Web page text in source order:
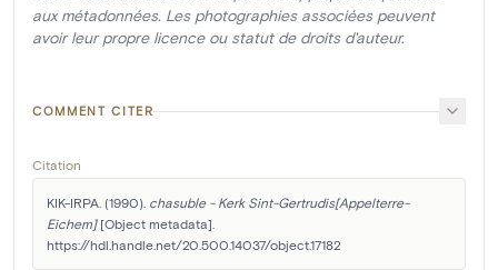
aux métadonnées. Les photographies associées peuvent
avoir leur propre licence ou statut de droits d'auteur.
COMMENT CITER
Citation
KIK-IRPA. (1990). chasuble - Kerk Sint-Gertrudis[Appelterre-
Eichem] [Object metadata].
https://hdl.handle.net/20.500.14037/object.17182